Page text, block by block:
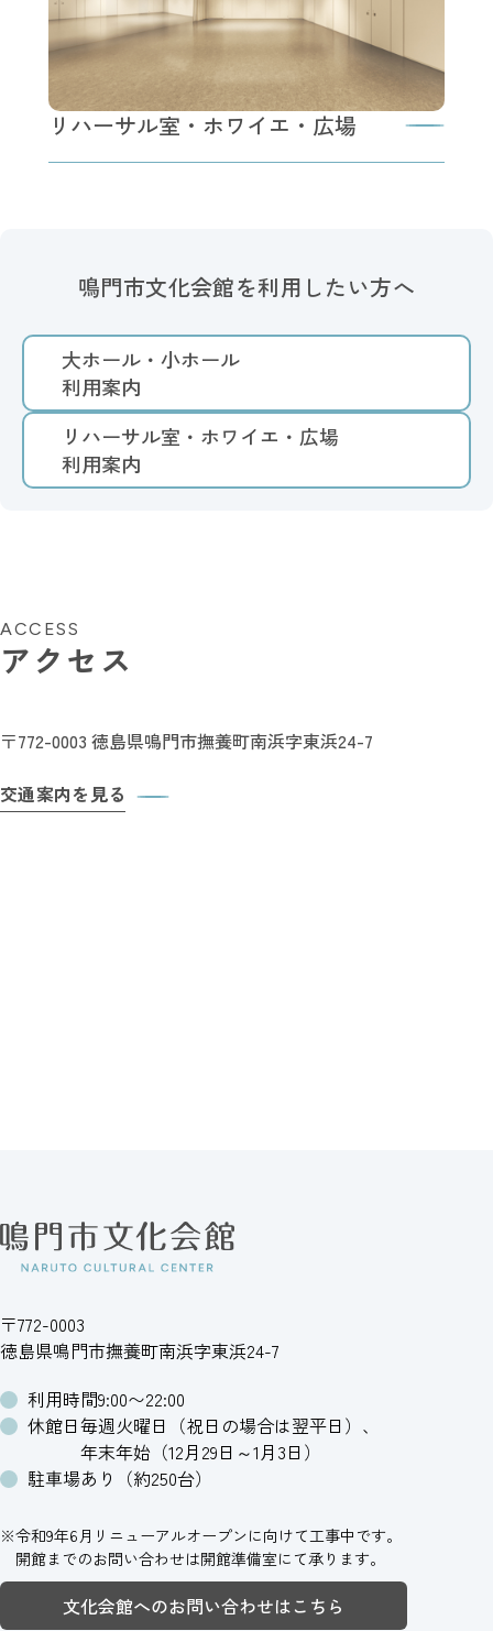
リハーサル室・ホワイエ・広場
鳴門市文化会館を利用したい方へ
大ホール・小ホール
利用案内
リハーサル室・ホワイエ・広場
利用案内
アクセス
ACCESS
〒772-0003 徳島県鳴門市撫養町南浜字東浜24-7
交通案内を見る
〒772-0003
徳島県鳴門市撫養町南浜字東浜24-7
利用時間9:00〜22:00
休館日毎週火曜日（祝日の場合は翌平日）、
年末年始（12月29日～1月3日）
駐車場あり（約250台）
※令和9年6月リニューアルオープンに向けて工事中です。
開館までのお問い合わせは開館準備室にて承ります。
文化会館へのお問い合わせはこちら